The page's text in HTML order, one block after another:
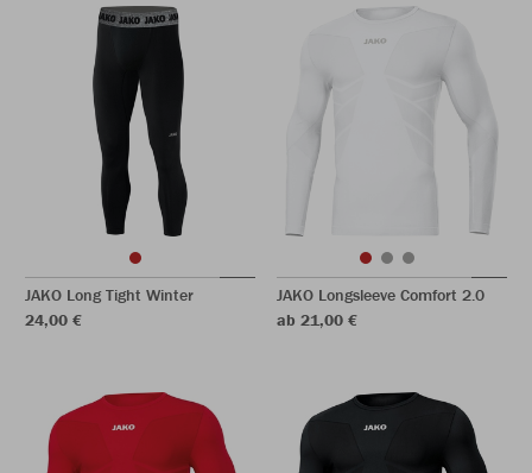
JAKO Long Tight Winter
24,00 €
JAKO Longsleeve Comfort 2.0
ab 21,00 €